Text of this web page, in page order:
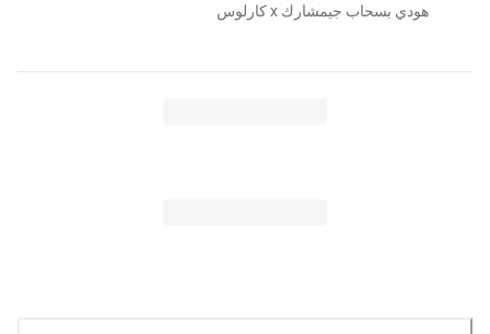
هودي بسحاب جيمشارك x كارلوس